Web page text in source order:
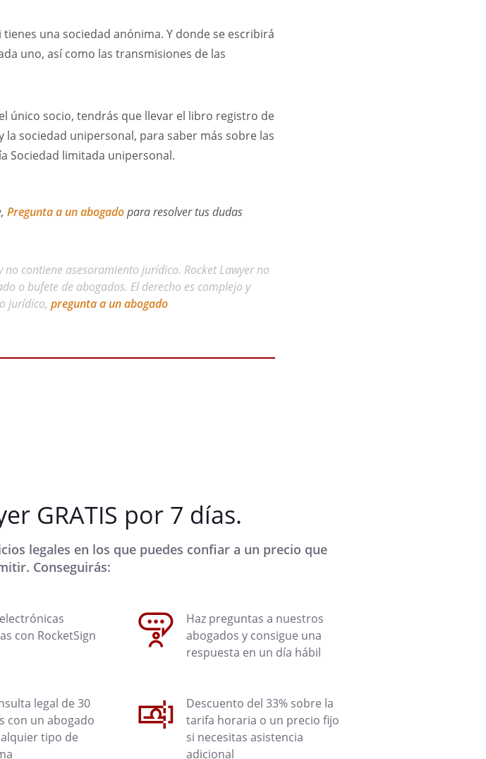
una sociedad anónima. Y donde se escribirá
uno, así como las transmisiones de las
único socio, tendrás que llevar el libro registro de
sociedad unipersonal, para saber más sobre las
Sociedad limitada unipersonal.
Pregunta a un abogadopara resolver tus dudas
contiene asesoramiento jurídico. Rocket Lawyer no
o bufete de abogados. El derecho es complejo y
jurídico, pregunta a un abogado
GRATIS por 7 días.
legales en los que puedes confiar a un precio que
Conseguirás:
con RocketSign
Haz preguntas a nuestros
abogados y consigue una
respuesta en un día hábil
legal de 30
con un abogado
tipo de
Descuento del 33% sobre la
tarifa horaria o un precio fijo
si necesitas asistencia
adicional